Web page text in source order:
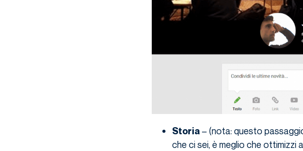
Storia – (nota: questo
che ci sei, è meglio che ottimizzi